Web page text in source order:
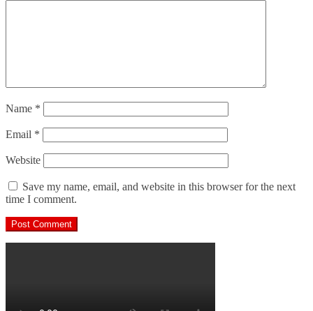
Name *
Email *
Website
Save my name, email, and website in this browser for the next
time I comment.